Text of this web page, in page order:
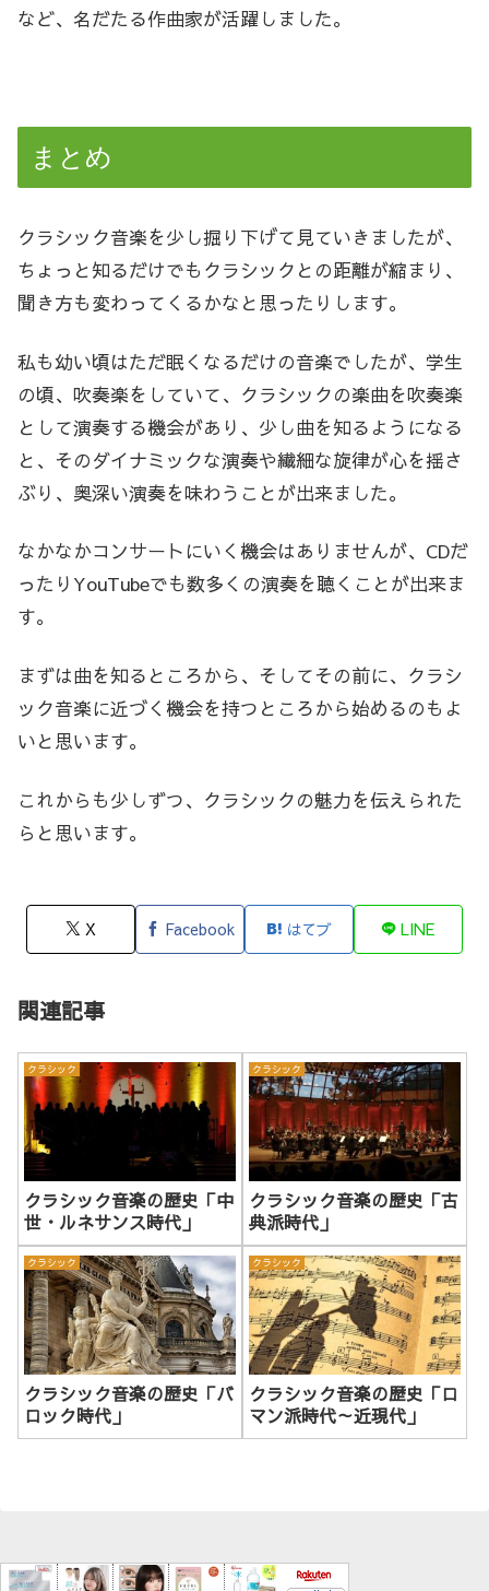
など、名だたる作曲家が活躍しました。
まとめ
クラシック音楽を少し掘り下げて見ていきましたが、
ちょっと知るだけでもクラシックとの距離が縮まり、
聞き方も変わってくるかなと思ったりします。
私も幼い頃はただ眠くなるだけの音楽でしたが、学生
の頃、吹奏楽をしていて、クラシックの楽曲を吹奏楽
として演奏する機会があり、少し曲を知るようになる
と、そのダイナミックな演奏や繊細な旋律が心を揺さ
ぶり、奥深い演奏を味わうことが出来ました。
なかなかコンサートにいく機会はありませんが、CDだ
ったりYouTubeでも数多くの演奏を聴くことが出来ま
す。
まずは曲を知るところから、そしてその前に、クラシ
ック音楽に近づく機会を持つところから始めるのもよ
いと思います。
これからも少しずつ、クラシックの魅力を伝えられた
らと思います。
X Facebook はてブ LINE
関連記事
クラシック
クラシック音楽の歴史「中
世・ルネサンス時代」
クラシック
クラシック音楽の歴史「古
典派時代」
クラシック
クラシック音楽の歴史「バ
ロック時代」
クラシック
クラシック音楽の歴史「ロ
マン派時代～近現代」